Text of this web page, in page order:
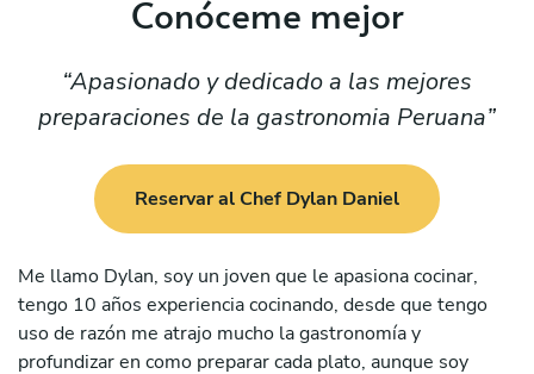
Conóceme mejor
Apasionado y dedicado a las mejores
preparaciones de la gastronomia Peruana
Reservar al Chef Dylan Daniel
Me llamo Dylan, soy un joven que le apasiona cocinar,
tengo 10 años experiencia cocinando, desde que tengo
uso de razón me atrajo mucho la gastronomía y
profundizar en como preparar cada plato, aunque soy